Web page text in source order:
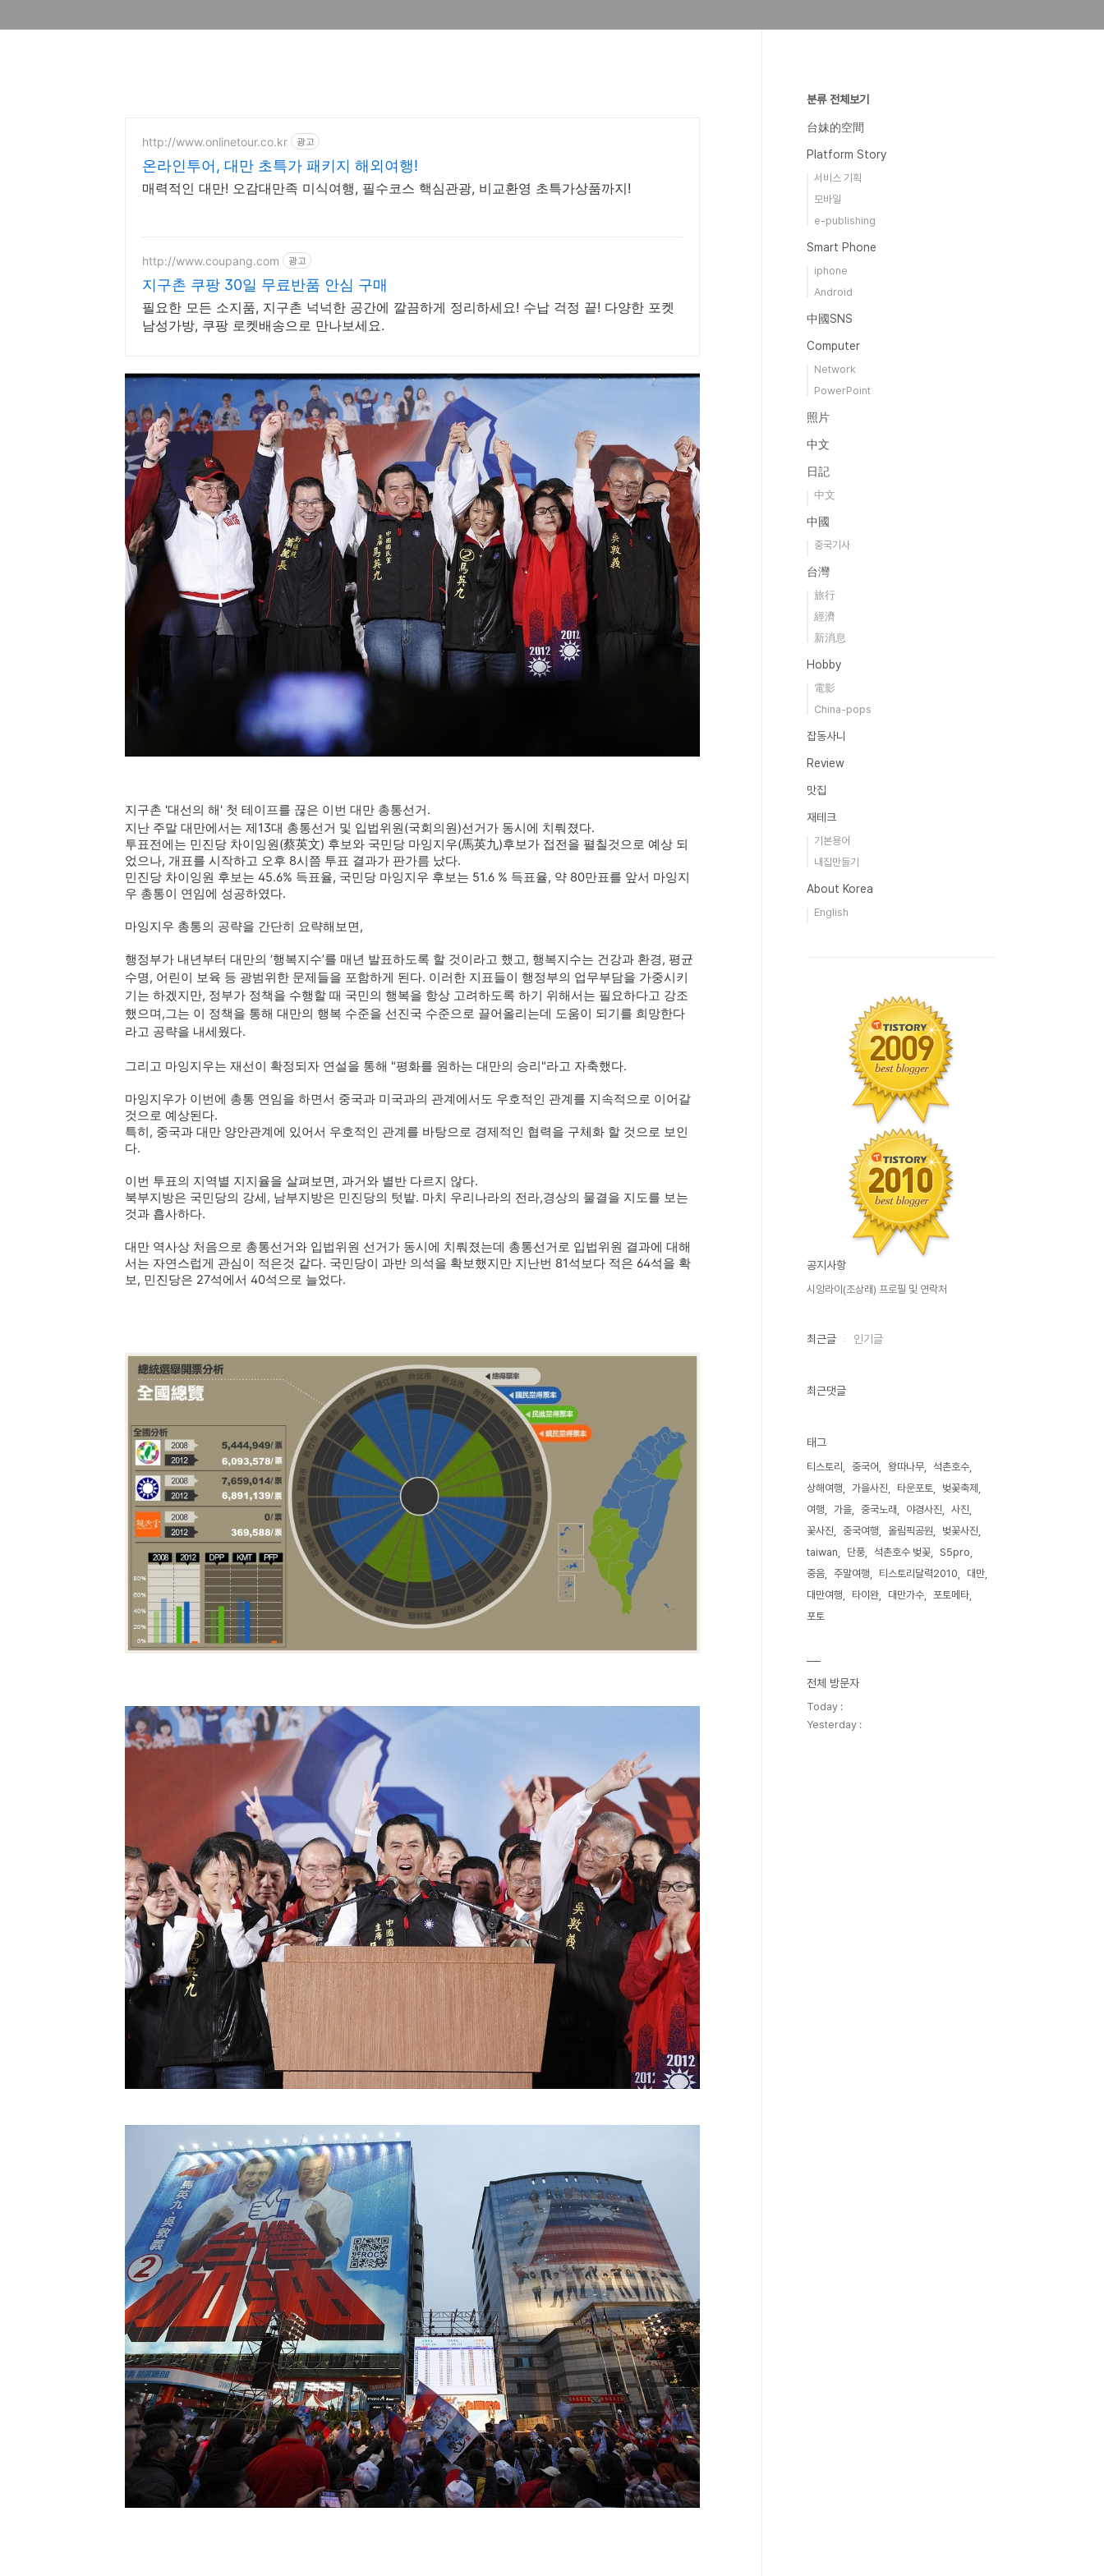
http://www.onlinetour.co.kr 광고
온라인투어, 대만 초특가 패키지 해외여행!
매력적인 대만! 오감대만족 미식여행, 필수코스 핵심관광, 비교환영 초특가상품까지!
http://www.coupang.com 광고
지구촌 쿠팡 30일 무료반품 안심 구매
필요한 모든 소지품, 지구촌 넉넉한 공간에 깔끔하게 정리하세요! 수납 걱정 끝! 다양한 포켓
남성가방, 쿠팡 로켓배송으로 만나보세요.
지구촌 '대선의 해' 첫 테이프를 끊은 이번 대만 총통선거.
지난 주말 대만에서는 제13대 총통선거 및 입법위원(국회의원)선거가 동시에 치뤄졌다.
투표전에는 민진당 차이잉원(蔡英文) 후보와 국민당 마잉지우(馬英九)후보가 접전을 펼칠것으로 예상 되
었으나, 개표를 시작하고 오후 8시쯤 투표 결과가 판가름 났다.
민진당 차이잉원 후보는 45.6% 득표율, 국민당 마잉지우 후보는 51.6 % 득표율, 약 80만표를 앞서 마잉지
우 총통이 연임에 성공하였다.
마잉지우 총통의 공략을 간단히 요략해보면,
행정부가 내년부터 대만의 ‘행복지수’를 매년 발표하도록 할 것이라고 했고, 행복지수는 건강과 환경, 평균
수명, 어린이 보육 등 광범위한 문제들을 포함하게 된다. 이러한 지표들이 행정부의 업무부담을 가중시키
기는 하겠지만, 정부가 정책을 수행할 때 국민의 행복을 항상 고려하도록 하기 위해서는 필요하다고 강조
했으며,그는 이 정책을 통해 대만의 행복 수준을 선진국 수준으로 끌어올리는데 도움이 되기를 희망한다
라고 공략을 내세웠다.
그리고 마잉지우는 재선이 확정되자 연설을 통해 "평화를 원하는 대만의 승리"라고 자축했다.
마잉지우가 이번에 총통 연임을 하면서 중국과 미국과의 관계에서도 우호적인 관계를 지속적으로 이어갈
것으로 예상된다.
특히, 중국과 대만 양안관계에 있어서 우호적인 관계를 바탕으로 경제적인 협력을 구체화 할 것으로 보인
다.
이번 투표의 지역별 지지율을 살펴보면, 과거와 별반 다르지 않다.
북부지방은 국민당의 강세, 남부지방은 민진당의 텃밭. 마치 우리나라의 전라,경상의 물결을 지도를 보는
것과 흡사하다.
대만 역사상 처음으로 총통선거와 입법위원 선거가 동시에 치뤄졌는데 총통선거로 입법위원 결과에 대해
서는 자연스럽게 관심이 적은것 같다. 국민당이 과반 의석을 확보했지만 지난번 81석보다 적은 64석을 확
보, 민진당은 27석에서 40석으로 늘었다.
분류 전체보기
台妹的空間
Platform Story
서비스 기획
모바일
e-publishing
Smart Phone
iphone
Android
中國SNS
Computer
Network
PowerPoint
照片
中文
日記
中文
中國
중국기사
台灣
旅行
經濟
新消息
Hobby
電影
China-pops
잡동사니
Review
맛집
재테크
기본용어
내집만들기
About Korea
English
공지사항
시앙라이(조상래) 프로필 및 연락처
최근글 인기글
최근댓글
태그
티스토리 중국어 왕따나무
석촌호수
상해여행
가을사진 타운포토
벚꽃축제
여행
가을 중국노래 야경사진
사진
꽃사진
중국여행 올림픽공원
벚꽃사진
taiwan
단풍 석촌호수 벚꽃
S5pro
중음
주말여행 티스토리달력2010
대만
대만여행
타이완 대만가수
포토메타
포토
전체 방문자
Today :
Yesterday :